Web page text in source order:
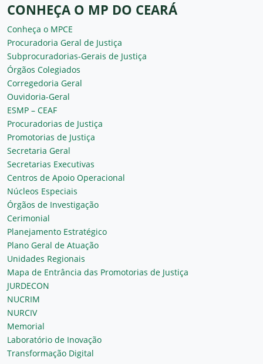
CONHEÇA O MP DO CEARÁ
Conheça o MPCE
Procuradoria Geral de Justiça
Subprocuradorias-Gerais de Justiça
Órgãos Colegiados
Corregedoria Geral
Ouvidoria-Geral
ESMP – CEAF
Procuradorias de Justiça
Promotorias de Justiça
Secretaria Geral
Secretarias Executivas
Centros de Apoio Operacional
Núcleos Especiais
Órgãos de Investigação
Cerimonial
Planejamento Estratégico
Plano Geral de Atuação
Unidades Regionais
Mapa de Entrância das Promotorias de Justiça
JURDECON
NUCRIM
NURCIV
Memorial
Laboratório de Inovação
Transformação Digital